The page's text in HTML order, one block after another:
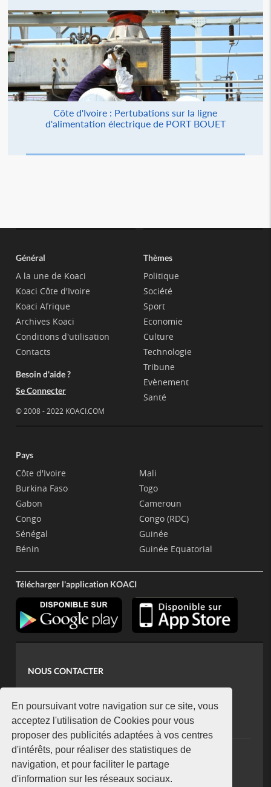
En poursuivant votre navigation sur ce site, vous
acceptez l'utilisation de Cookies pour vous
proposer des publicités adaptées à vos centres
d'intérêts, pour réaliser des statistiques de
navigation, et pour faciliter le partage
d'information sur les réseaux sociaux.
Côte d'Ivoire : Pertubations sur la ligne
d'alimentation électrique de PORT BOUET
Général
A la une de Koaci
Koaci Côte d'Ivoire
Koaci Afrique
Archives Koaci
Conditions d'utilisation
Contacts
Besoin d'aide ?
Se Connecter
© 2008 - 2022 KOACI.COM
Thèmes
Politique
Société
Sport
Economie
Culture
Technologie
Tribune
Evènement
Santé
Pays
Côte d'Ivoire
Burkina Faso
Gabon
Congo
Sénégal
Bénin
Mali
Togo
Cameroun
Congo (RDC)
Guinée
Guinée Equatorial
Télécharger l'application KOACI
NOUS CONTACTER
koaci@yahoo.fr
+225 07 08 85 52 93
NEWSLETTER
Restez connecté via notre newsletter